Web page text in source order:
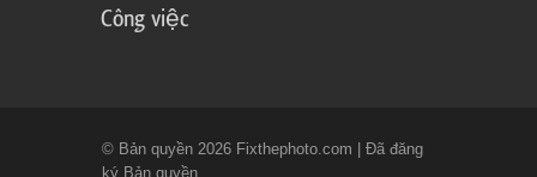
Công việc
© Bản quyền 2026 Fixthephoto.com | Đã đăng
ký Bản quyền.